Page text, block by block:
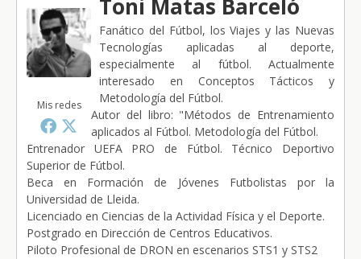
Mis redes
Toni Matas Barceló
Fanático del Fútbol, los Viajes y las Nuevas
Tecnologías aplicadas al deporte,
especialmente al fútbol. Actualmente
interesado en Conceptos Tácticos y
Metodología del Fútbol.
Autor del libro: "Métodos de Entrenamiento
aplicados al Fútbol. Metodología del Fútbol.
Entrenador UEFA PRO de Fútbol. Técnico Deportivo
Superior de Fútbol.
Beca en Formación de Jóvenes Futbolistas por la
Universidad de Lleida.
Licenciado en Ciencias de la Actividad Física y el Deporte.
Postgrado en Dirección de Centros Educativos.
Piloto Profesional de DRON en escenarios STS1 y STS2